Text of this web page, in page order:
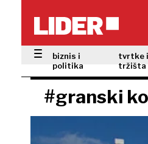
biznis i
politika
tvrtke i
tržišta
#granski